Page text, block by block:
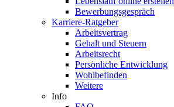
Bewerbungsgespräch
Karriere-Ratgeber
Arbeitsvertrag
Gehalt und Steuern
Arbeitsrecht
Persönliche Entwicklung
Wohlbefinden
Weitere
Info